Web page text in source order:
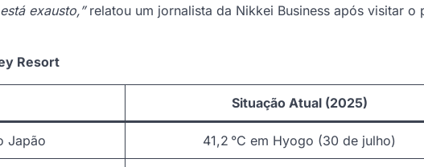
exausto,”relatou um jornalista da Nikkei Business após visitar o
Resort
Situação Atual (2025)
Japão 41,2 °C em Hyogo (30 de julho)